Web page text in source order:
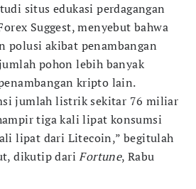
situs edukasi perdagangan
Suggest, menyebut bahwa
polusi akibat penambangan
pohon lebih banyak
kripto lain.
jumlah listrik sekitar 76 miliar
tiga kali lipat konsumsi
lipat dari Litecoin,” begitulah
dikutip dariFortune, Rabu